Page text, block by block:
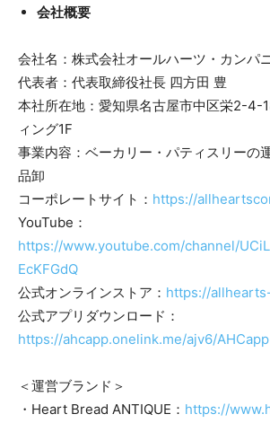
会社概要
会社名：株式会社オールハーツ・カンパ
代表者：代表取締役社長 四方田 豊
本社所在地：愛知県名古屋市中区栄2-4-
ィング1F
事業内容：ベーカリー・パティスリーの
品卸
コーポレートサイト： https://
YouTube：
https://www.youtube.com/channel/
EcKFGdQ
公式オンラインストア： https://
公式アプリダウンロード：
https://ahcapp.onelink.me/ajv6/AHCapp
＜運営ブランド＞
・Heart Bread ANTIQUE： https://